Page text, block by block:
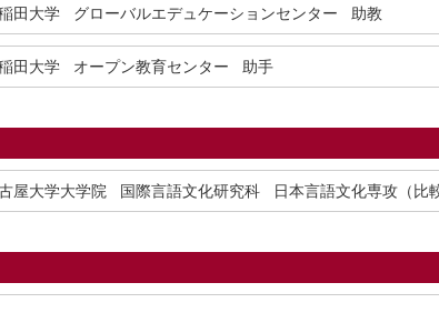
田大学 グローバルエデュケーションセンター 助教
田大学 オープン教育センター 助手
屋大学大学院 国際言語文化研究科 日本言語文化専攻（比